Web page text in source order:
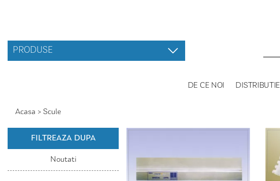
PRODUSE
DE CE NOI DISTRIBUTIE
Acasa > Scule
FILTREAZA DUPA
Noutati